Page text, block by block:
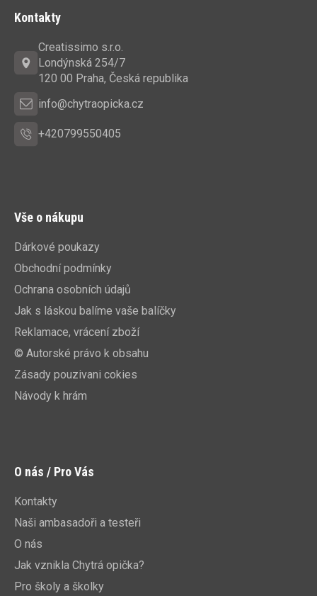
Kontakty
Creatissimo s.r.o.
Londýnská 254/7
120 00 Praha, Česká republika
info@chytraopicka.cz
+420799550405
Vše o nákupu
Dárkové poukazy
Obchodní podmínky
Ochrana osobních údajů
Jak s láskou balíme vaše balíčky
Reklamace, vrácení zboží
© Autorské právo k obsahu
Zásady pouzivani cokies
Návody k hrám
O nás / Pro Vás
Kontakty
Naši ambasadoři a testeři
O nás
Jak vznikla Chytrá opička?
Pro školy a školky